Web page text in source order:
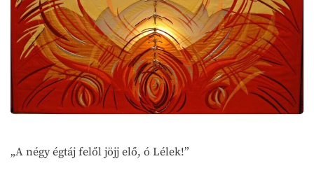
„A négy égtáj felől jöjj elő, ó Lélek!”